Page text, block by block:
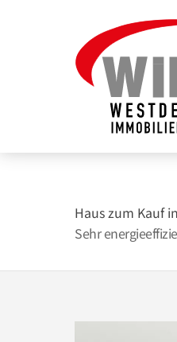
Haus zum Kauf
Sehr